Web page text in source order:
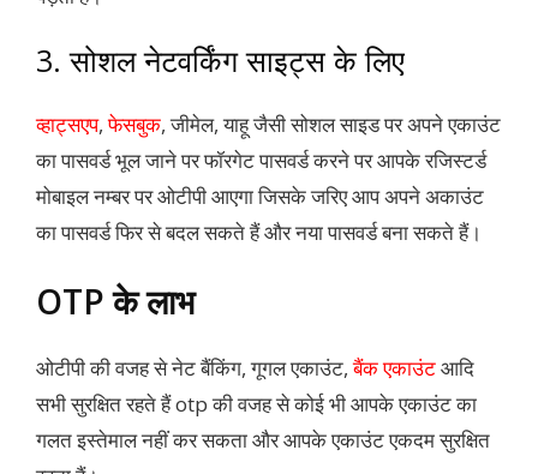
3. सोशल नेटवर्किंग साइट्स के लिए
व्हाट्सएप,फेसबुक, जीमेल, याहू जैसी सोशल साइड पर अपने एकाउंट
का पासवर्ड भूल जाने पर फॉरगेट पासवर्ड करने पर आपके रजिस्टर्ड
मोबाइल नम्बर पर ओटीपी आएगा जिसके जरिए आप अपने अकाउंट
का पासवर्ड फिर से बदल सकते हैं और नया पासवर्ड बना सकते हैं।
OTP के लाभ
ओटीपी की वजह से नेट बैंकिंग, गूगल एकाउंट,बैंक एकाउंटआदि
सभी सुरक्षित रहते हैं otp की वजह से कोई भी आपके एकाउंट का
गलत इस्तेमाल नहीं कर सकता और आपके एकाउंट एकदम सुरक्षित